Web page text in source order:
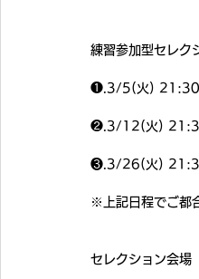
練習参加型セレク
❶.3/5(火)
❷.3/12(火)
❸.3/26(火)
※上記日程でご都
セレクション会場